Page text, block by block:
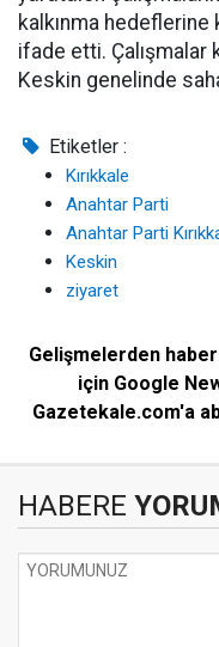
kalkınma
ifade etti. Çalışmalar
Keskin genelinde
Etiketler :
Kırıkkale
Anahtar Parti
Anahtar Parti
Keskin
ziyaret
Gelişmelerden
için Google
Gazetekale.com'a
HABERE